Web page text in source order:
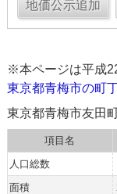
※本ページは平成
東京都青梅市の町
東京都青梅市友田
項目名
人口総数
面積